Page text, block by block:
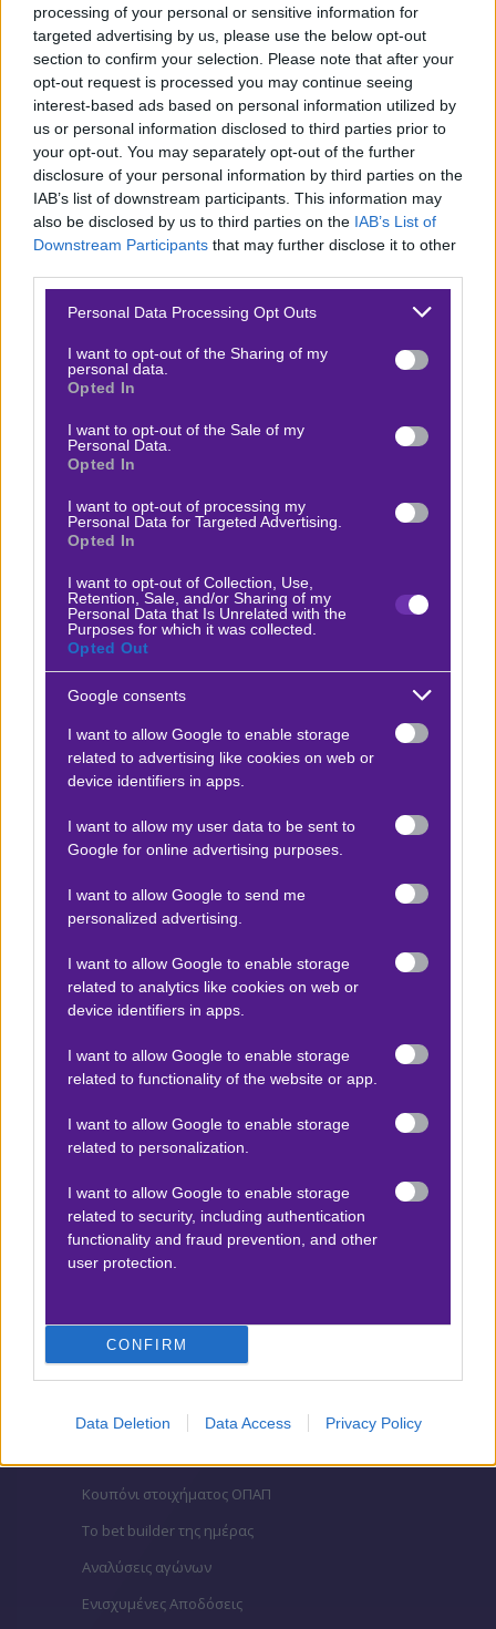
processing of your personal or sensitive information for
targeted advertising by us, please use the below opt-out
section to confirm your selection. Please note that after your
opt-out request is processed you may continue seeing
interest-based ads based on personal information utilized by
us or personal information disclosed to third parties prior to
your opt-out. You may separately opt-out of the further
disclosure of your personal information by third parties on the
IAB’s list of downstream participants. This information may
also be disclosed by us to third parties on the IAB’s List of
Downstream Participants that may further disclose it to other
Please note that this website/app uses one or more Google
not limited to your visit or usage behaviour. You may click to
grant or deny consent to Google and its third-party tags to
use your data for below specified purposes in below Google
consent section.
Personal Data Processing Opt Outs
I want to opt-out of the Sharing of my
personal data.
Opted In
I want to opt-out of the Sale of my
Personal Data.
Opted In
I want to opt-out of processing my
Personal Data for Targeted Advertising.
Opted In
I want to opt-out of Collection, Use,
Retention, Sale, and/or Sharing of my
Personal Data that Is Unrelated with the
Purposes for which it was collected.
Opted Out
Google consents
I want to allow Google to enable storage
related to advertising like cookies on web or
device identifiers in apps.
I want to allow my user data to be sent to
Google for online advertising purposes.
I want to allow Google to send me
personalized advertising.
I want to allow Google to enable storage
related to analytics like cookies on web or
device identifiers in apps.
I want to allow Google to enable storage
related to functionality of the website or app.
I want to allow Google to enable storage
related to personalization.
I want to allow Google to enable storage
related to security, including authentication
functionality and fraud prevention, and other
user protection.
CONFIRM
Data Deletion Data Access Privacy Policy
ήρθαν τα 9/14πιο πρόσφατα ευρωπαϊκά της Σπάρτα
και4 σερί Over 2.5 έχει καταγράψει η Άλκμααρ.
Όλα αυτά κι άλλα πολλά. Καλή επιτυχία στις ελληνικές
και κυπριακές ομάδες, καλή θέαση και φυσικά, μην
ξεχνάτε… την αγάπη μου…❤️
Υ.Γ.1: Στον τίτλο μας φιλοξενείται στίχος από το
τραγούδι «ο Ανατολίτης» του Νέγρου του Μοριά.
Y.Γ.2: Περισσότερες στοιχηματικές προτάσεις θα βρείτε
στο κανάλι επικοινωνίας μου στο Instagram,
ΕΔΩ.
*Ισχύουν Όροι & Προϋποθέσεις.
ΕΕΕΠ | 21+ | ΠΑΙΞΕ ΥΠΕΥΘΥΝΑ
Η Κωνσταντίνα Θεοδώρου προτείνει:
Γιουρόπα Λιγκ 19.03.2026|22:00
A. Τεττέη Over 0.5 Σουτ στο Τέρμα (Super Eνισχυμένη*)
2.10
Αποτέλεσμα: 1
Σπάρτα Πράγας - Άλκμααρ
Over 2.5
1.65
Αποτέλεσμα: 0-4
ΒΑΘΜΟΛΟΓΙΕΣ
Βαθμολογίες Ελλάδα - Stoiximan
Βαθμολογίες Aγγλία – Premier league
Βαθμολογίες Γερμανίας – Bundesliga
Βαθμολογίες Ιταλίας- Serie A
Βαθμολογίες Γαλλίας-League 1
Κουπόνι στοιχήματος ΟΠΑΠ
To bet builder της ημέρας
Αναλύσεις αγώνων
Ενισχυμένες Αποδόσεις